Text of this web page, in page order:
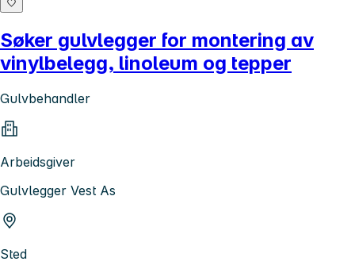
Søker gulvlegger for montering av
vinylbelegg, linoleum og tepper
Gulvbehandler
Arbeidsgiver
Gulvlegger Vest As
Sted